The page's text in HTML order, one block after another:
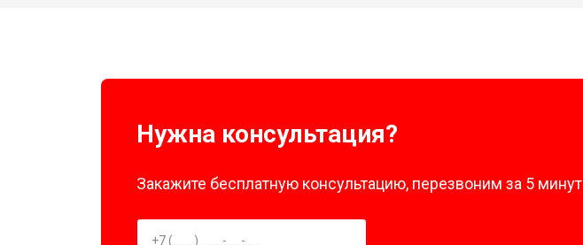
Нужна консультация?
Закажите бесплатную консультацию, перезвоним за 5 минут